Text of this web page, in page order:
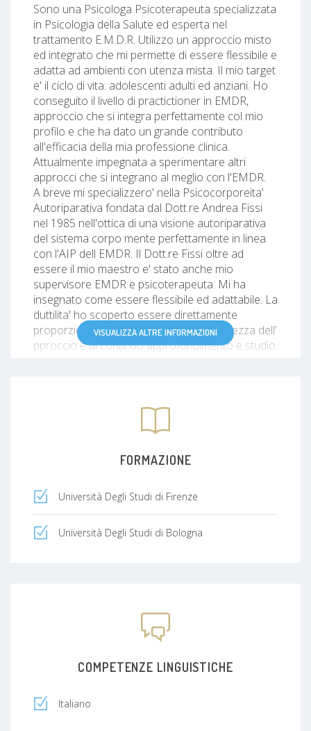
Sono una Psicologa Psicoterapeuta specializzata
in Psicologia della Salute ed esperta nel
trattamento E.M.D.R. Utilizzo un approccio misto
ed integrato che mi permette di essere flessibile e
adatta ad ambienti con utenza mista. Il mio target
e' il ciclo di vita: adolescenti adulti ed anziani. Ho
conseguito il livello di practictioner in EMDR,
approccio che si integra perfettamente col mio
profilo e che ha dato un grande contributo
all'efficacia della mia professione clinica.
Attualmente impegnata a sperimentare altri
approcci che si integrano al meglio con l'EMDR.
A breve mi specializzero' nella Psicocorporeita'
Autoriparativa fondata dal Dott.re Andrea Fissi
nel 1985 nell'ottica di una visione autoriparativa
del sistema corpo mente perfettamente in linea
con l'AIP dell EMDR. Il Dott.re Fissi oltre ad
essere il mio maestro e' stato anche mio
supervisore EMDR e psicoterapeuta. Mi ha
insegnato come essere flessibile ed adattabile. La
duttilita' ho scoperto essere direttamente
proporzionale alla profonda consapevolezza dell'
pproccio e al continuo approfondimento e studio.
fedele ai meccanismi di funzionamento di base.
terapeuta a crescere ed evolversi anche come
persona grazie alla particolare relazione che si
viene a creare tra terapeuta e paziente. Unica,
VISUALIZZA ALTRE INFORMAZIONI
FORMAZIONE
Università Degli Studi di Firenze
Università Degli Studi di Bologna
COMPETENZE LINGUISTICHE
Italiano